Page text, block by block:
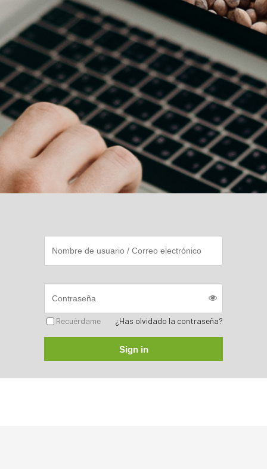
Recuérdame ¿Has olvidado la contraseña?
Sign in